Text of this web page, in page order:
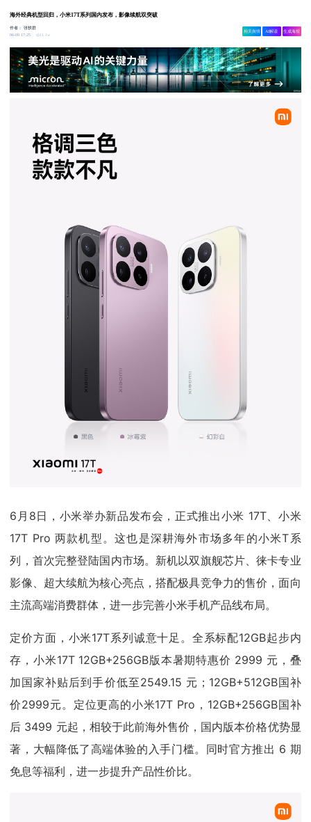
海外经典机型回归，小米17T系列国内发布，影像续航双突破
作者：张轶群
06-09 17:25
11.1w
相关舆情 AI解读 生成海报
6月8日，小米举办新品发布会，正式推出小米 17T、小米
17T Pro 两款机型。这也是深耕海外市场多年的小米T系
列，首次完整登陆国内市场。新机以双旗舰芯片、徕卡专业
影像、超大续航为核心亮点，搭配极具竞争力的售价，面向
主流高端消费群体，进一步完善小米手机产品线布局。
定价方面，小米17T系列诚意十足。全系标配12GB起步内
存，小米17T 12GB+256GB版本暑期特惠价 2999 元，叠
加国家补贴后到手价低至2549.15 元；12GB+512GB国补
价2999元。定位更高的小米17T Pro，12GB+256GB国补
后 3499 元起，相较于此前海外售价，国内版本价格优势显
著，大幅降低了高端体验的入手门槛。同时官方推出 6 期
免息等福利，进一步提升产品性价比。